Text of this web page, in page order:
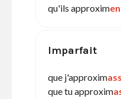
qu'ils approxim
Imparfait
que j'approxim
que tu approxim